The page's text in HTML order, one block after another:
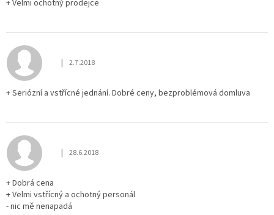
+ Velmi ochotný prodejce
Hodnocení obchodu je 5 z 5 hvězdiček.
| 2.7.2018
+ Seriózní a vstřícné jednání. Dobré ceny, bezproblémová domluva
Hodnocení obchodu je 5 z 5 hvězdiček.
| 28.6.2018
+ Dobrá cena
+ Velmi vstřícný a ochotný personál
- nic mě nenapadá